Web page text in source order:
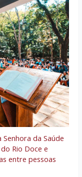
da Saúde
Rio Doce e
entre pessoas